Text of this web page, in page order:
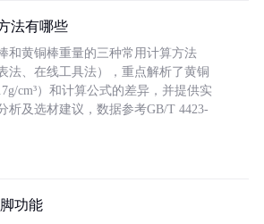
法有哪些
和黄铜棒重量的三种常用计算方法
法、在线工具法），重点解析了黄铜
cm³）和计算公式的差异，并提供实
析及选材建议，数据参考GB/T 4423-
功能